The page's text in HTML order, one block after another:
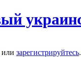
или зарегистрируйтесь.